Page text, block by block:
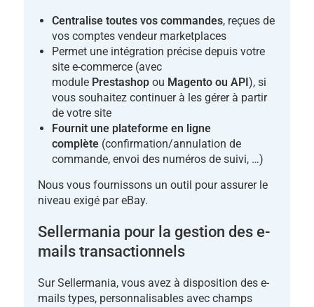
Centralise toutes vos commandes, reçues de
vos comptes vendeur marketplaces
Permet une intégration précise depuis votre
site e-commerce (avec
module Prestashopou Magento ou API), si
vous souhaitez continuer à les gérer à partir
de votre site
Fournit une plateforme en ligne
complète(confirmation/annulation de
commande, envoi des numéros de suivi, …)
Nous vous fournissons un outil pour assurer le
niveau exigé par eBay.
Sellermania pour la gestion des e-
mails transactionnels
Sur Sellermania, vous avez à disposition des e-
mails types, personnalisables avec champs